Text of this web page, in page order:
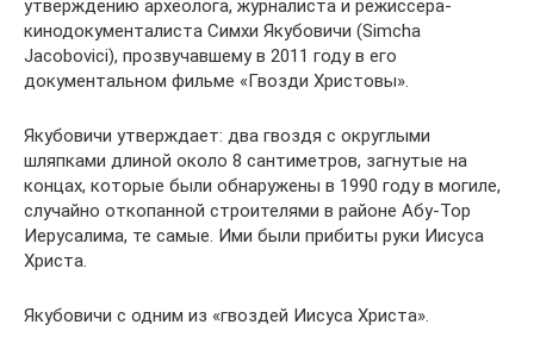
утверждению археолога, журналиста и режиссера-
кинодокументалиста Симхи Якубовичи (Simcha
Jacobovici), прозвучавшему в 2011 году в его
документальном фильме «Гвозди Христовы».
Якубовичи утверждает: два гвоздя с округлыми
шляпками длиной около 8 сантиметров, загнутые на
концах, которые были обнаружены в 1990 году в могиле,
случайно откопанной строителями в районе Абу-Тор
Иерусалима, те самые. Ими были прибиты руки Иисуса
Христа.
Якубовичи с одним из «гвоздей Иисуса Христа».